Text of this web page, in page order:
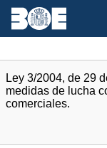
Ley 3/2004, de 29
medidas de lucha
comerciales.